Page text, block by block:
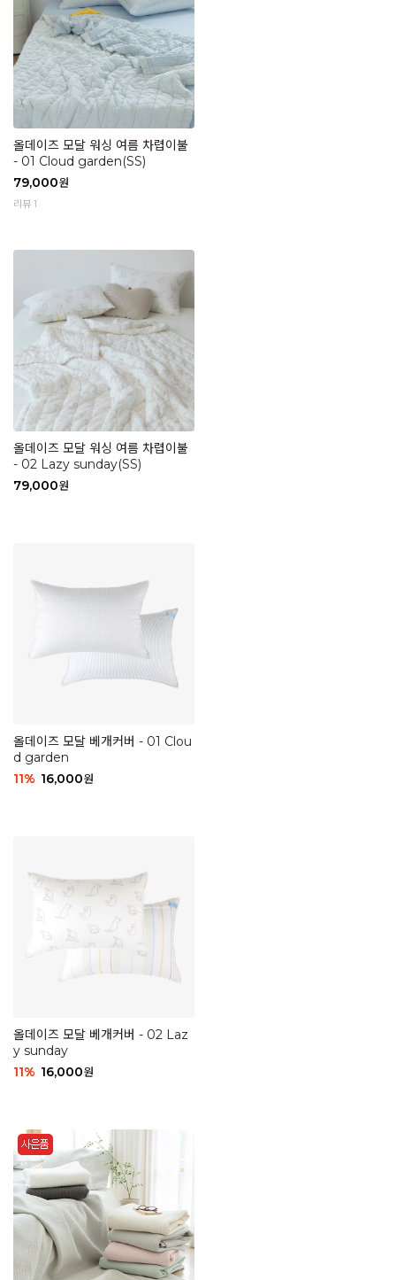
올데이즈 모달 워싱 여름 차렵이불
- 01 Cloud garden(SS)
79,000원
리뷰 1
올데이즈 모달 워싱 여름 차렵이불
- 02 Lazy sunday(SS)
79,000원
올데이즈 모달 베개커버 - 01 Clou
d garden
11% 16,000원
올데이즈 모달 베개커버 - 02 Laz
y sunday
11% 16,000원